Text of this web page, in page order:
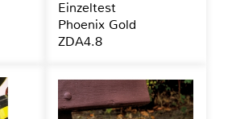
Einzeltest
Phoenix Gold
ZDA4.8